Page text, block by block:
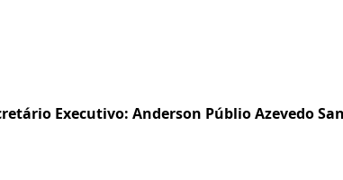
Executivo: Anderson Públio Azevedo